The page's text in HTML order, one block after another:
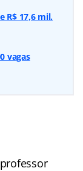
R$ 17,6 mil.
vagas